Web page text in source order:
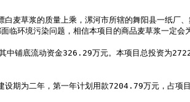
环境污染问题，相信本项目的商品麦草浆一定会